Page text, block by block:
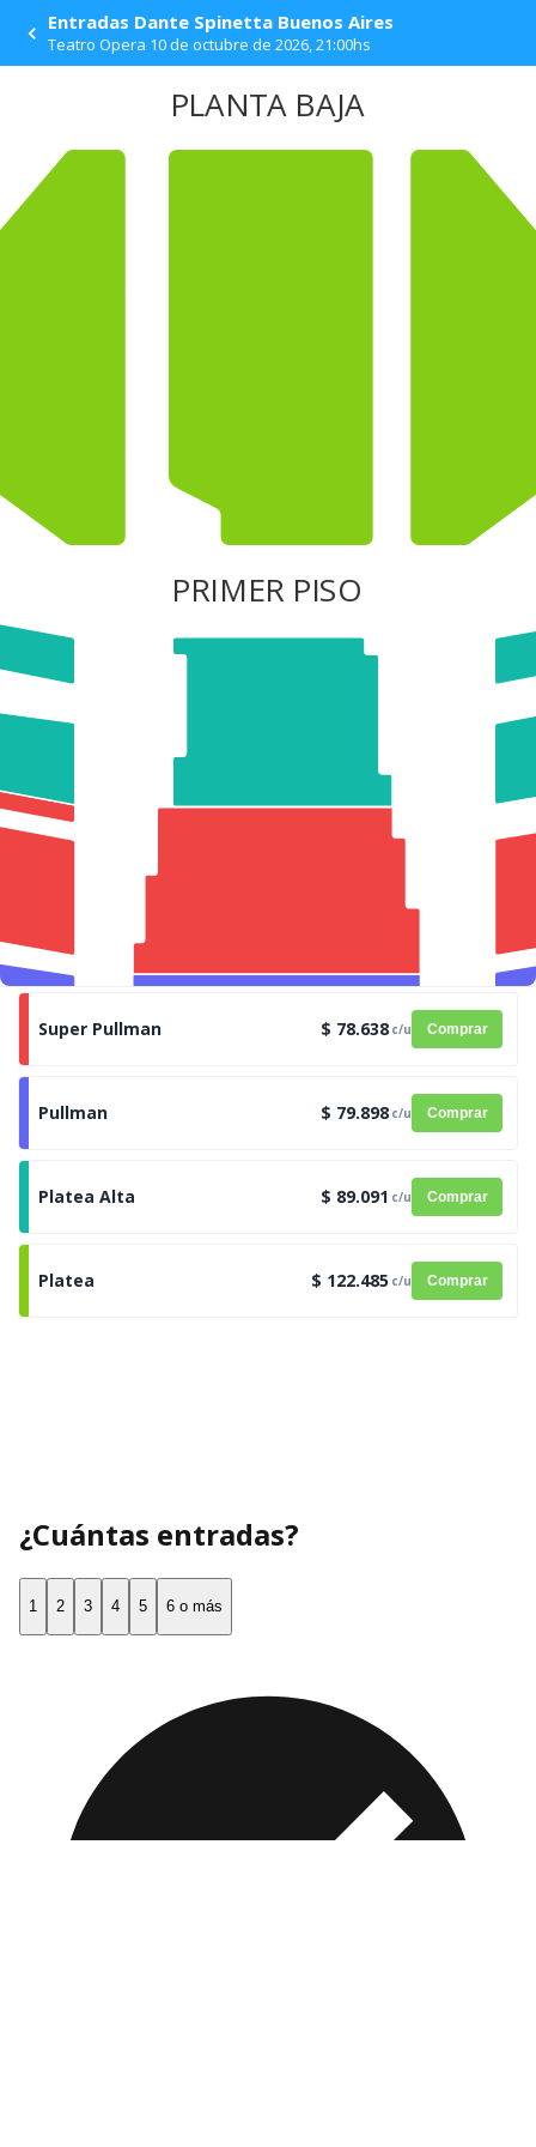
Entradas Dante Spinetta Buenos Aires
Teatro Opera 10 de octubre de 2026, 21:00hs
ESCENARIO
PRIMER PISO
PLANTA BAJA
Super Pullman $ 78.638 c/u Comprar
Pullman $ 79.898 c/u Comprar
Platea Alta $ 89.091 c/u Comprar
Platea $ 122.485 c/u Comprar
¿Cuántas entradas?
1 2 3 4 5 6 o más